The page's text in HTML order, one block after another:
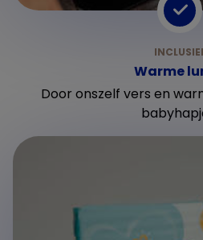
Warme
Door onszelf vers en